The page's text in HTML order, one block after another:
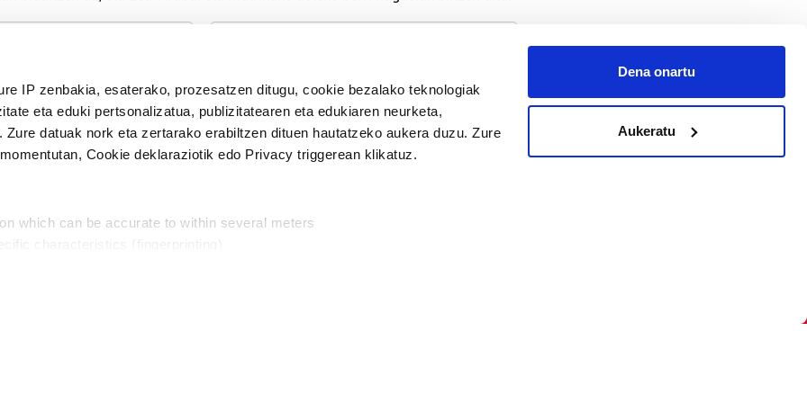
IP zenbakia, esaterako, prozesatzen ditugu, cookie bezalako teknologiak
eta eduki pertsonalizatua, publizitatearen eta edukiaren neurketa,
datuak nork eta zertarako erabiltzen dituen hautatzeko aukera duzu. Zure
Cookie deklaraziotik edo Privacy triggerean klikatuz.
which can be accurate to within several meters
Dena onartu
Aukeratu
Harpidetu
modu librean kontatzea da gure eginkizuna. Horretarako zure ekarpena